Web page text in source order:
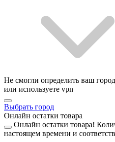
Не смогли определить ваш
или используете vpn
Выбрать город
Онлайн остатки товара
Онлайн остатки товара!
настоящем времени и